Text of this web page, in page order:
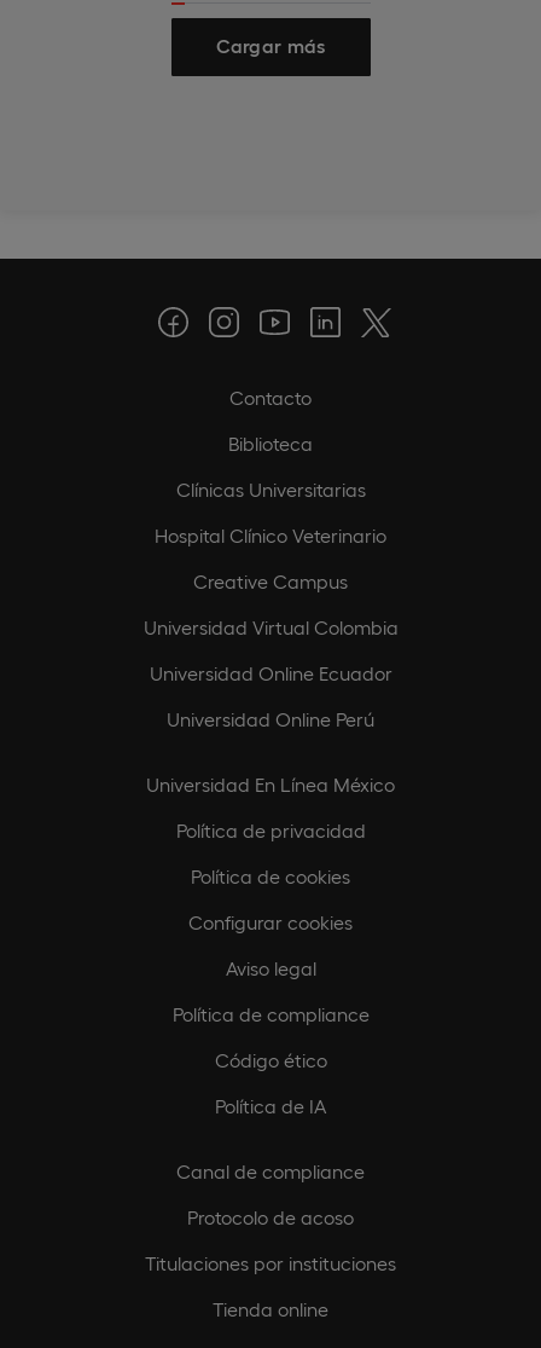
Cargar más
Contacto
Biblioteca
Clínicas Universitarias
Hospital Clínico Veterinario
Creative Campus
Universidad Virtual Colombia
Universidad Online Ecuador
Universidad Online Perú
Universidad En Línea México
Política de privacidad
Política de cookies
Configurar cookies
Aviso legal
Política de compliance
Código ético
Política de IA
Canal de compliance
Protocolo de acoso
Titulaciones por instituciones
Tienda online